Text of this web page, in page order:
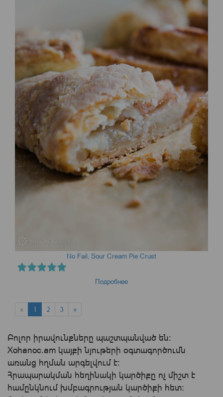
No Fail, Sour Cream Pie Crust
Подробнее
« 1 2 3 »
Բոլոր իրավունքները պաշտպանված են:
Xohanoc.am կայքի նյութերի օգտագործումն
առանց հղման արգելվում է:
Հրապարակման հեղինակի կարծիքը ոչ միշտ է
համընկնում խմբագրության կարծիքի հետ: